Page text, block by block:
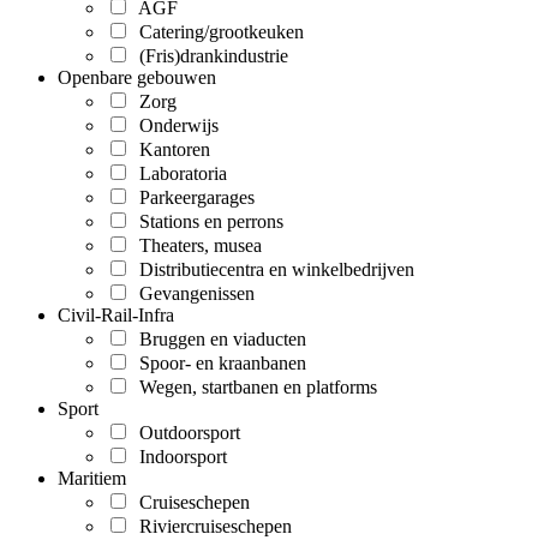
AGF
Catering/grootkeuken
(Fris)drankindustrie
Openbare gebouwen
Zorg
Onderwijs
Kantoren
Laboratoria
Parkeergarages
Stations en perrons
Theaters, musea
Distributiecentra en winkelbedrijven
Gevangenissen
Civil-Rail-Infra
Bruggen en viaducten
Spoor- en kraanbanen
Wegen, startbanen en platforms
Sport
Outdoorsport
Indoorsport
Maritiem
Cruiseschepen
Riviercruiseschepen